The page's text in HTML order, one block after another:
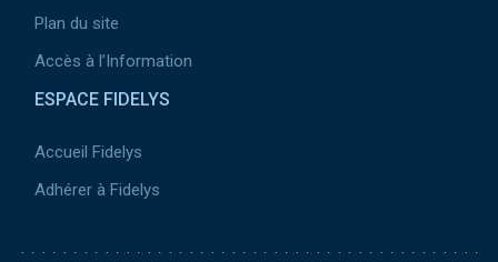
Plan du site
Accès à l’Information
ESPACE FIDELYS
Accueil Fidelys
Adhérer à Fidelys